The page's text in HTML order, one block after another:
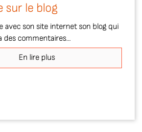
sur le blog
avec son site internet son blog qui
commentaires...
En lire plus